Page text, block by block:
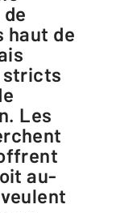
haut de
stricts
Les
au-